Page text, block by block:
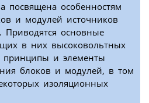
посвящена особенностям
и модулей источников
Приводятся основные
в них высоковольтных
принципы и элементы
блоков и модулей, в том
изоляционных